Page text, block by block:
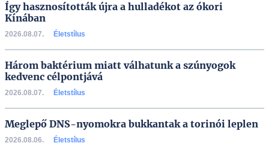
Így hasznosították újra a hulladékot az ókori
Kínában
2026.08.07. Életstílus
Három baktérium miatt válhatunk a szúnyogok
kedvenc célpontjává
2026.08.07. Életstílus
Meglepő DNS-nyomokra bukkantak a torinói leplen
2026.08.06. Életstílus